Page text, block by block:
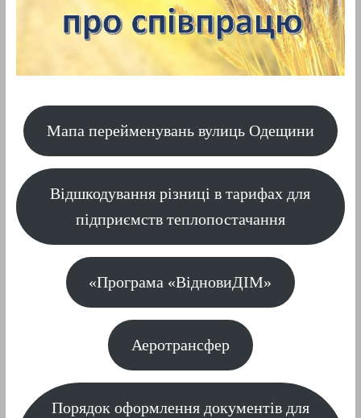
Мапа перейменувань вулиць Одещини
Відшкодування різниці в тарифах для
підприємств теплопостачання
«Програма «ВідновиДІМ»
Аеротрансфер
Порядок оформлення документів для